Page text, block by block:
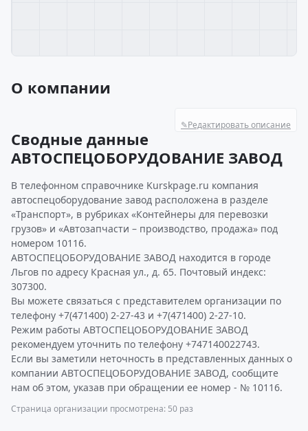
О компании
✎Редактировать описание
Сводные данные
АВТОСПЕЦОБОРУДОВАНИЕ ЗАВОД
В телефонном справочнике Kurskpage.ru компания
автоспецоборудование завод расположена в разделе
«Транспорт», в рубриках «Контейнеры для перевозки
грузов» и «Автозапчасти – производство, продажа» под
номером 10116.
АВТОСПЕЦОБОРУДОВАНИЕ ЗАВОД находится в городе
Льгов по адресу Красная ул., д. 65. Почтовый индекс:
307300.
Вы можете связаться с представителем организации по
телефону +7(471400) 2-27-43 и +7(471400) 2-27-10.
Режим работы АВТОСПЕЦОБОРУДОВАНИЕ ЗАВОД
рекомендуем уточнить по телефону +747140022743.
Если вы заметили неточность в представленных данных о
компании АВТОСПЕЦОБОРУДОВАНИЕ ЗАВОД, сообщите
нам об этом, указав при обращении ее номер - № 10116.
Страница организации просмотрена: 50 раз